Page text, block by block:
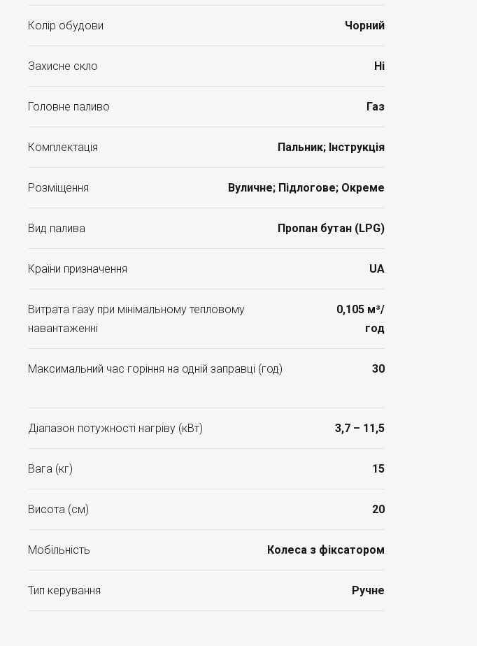
Колір обудови Чорний
Захисне скло Ні
Головне паливо Газ
Комплектація Пальник; Інструкція
Розміщення Вуличне; Підлогове; Окреме
Вид палива Пропан бутан (LPG)
Країни призначення UA
Витрата газу при мінімальному тепловому
навантаженні
0,105 м³/
год
Максимальний час горіння на одній заправці (год) 30
Діапазон потужності нагріву (кВт) 3,7 – 11,5
Вага (кг) 15
Висота (см) 20
Мобільність Колеса з фіксатором
Тип керування Ручне